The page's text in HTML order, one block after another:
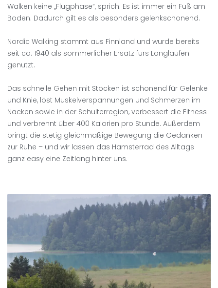
Walken keine „Flugphase“, sprich: Es ist immer ein Fuß am
Boden. Dadurch gilt es als besonders gelenkschonend.
Nordic Walking stammt aus Finnland und wurde bereits
seit ca. 1940 als sommerlicher Ersatz fürs Langlaufen
genutzt.
Das schnelle Gehen mit Stöcken ist schonend für Gelenke
und Knie, löst Muskelverspannungen und Schmerzen im
Nacken sowie in der Schulterregion, verbessert die Fitness
und verbrennt über 400 Kalorien pro Stunde. Außerdem
bringt die stetig gleichmäßige Bewegung die Gedanken
zur Ruhe – und wir lassen das Hamsterrad des Alltags
ganz easy eine Zeitlang hinter uns.